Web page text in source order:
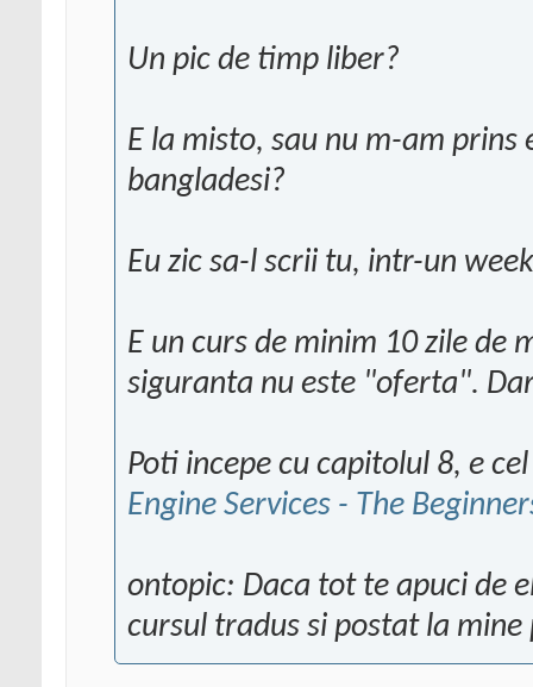
Un pic de timp liber?
E la misto, sau nu m-am
bangladesi?
Eu zic sa-l scrii tu, intr-un
E un curs de minim 10 zile de
siguranta nu este "oferta".
Poti incepe cu capitolul 8, e
Engine Services - The
ontopic: Daca tot te apuci de
cursul tradus si postat la mine